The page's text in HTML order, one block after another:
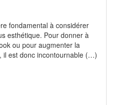
fondamental à considérer
esthétique. Pour donner à
ou pour augmenter la
il est donc incontournable (…)